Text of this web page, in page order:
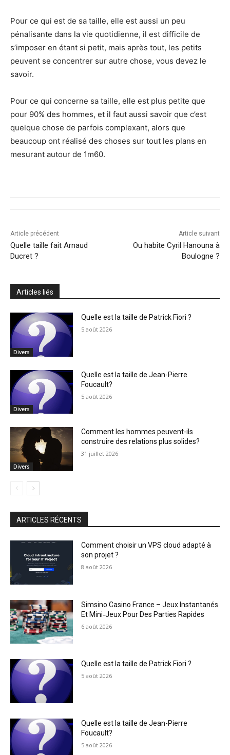
Pour ce qui est de sa taille, elle est aussi un peu
pénalisante dans la vie quotidienne, il est difficile de
s’imposer en étant si petit, mais après tout, les petits
peuvent se concentrer sur autre chose, vous devez le
savoir.
Pour ce qui concerne sa taille, elle est plus petite que
pour 90% des hommes, et il faut aussi savoir que c’est
quelque chose de parfois complexant, alors que
beaucoup ont réalisé des choses sur tout les plans en
mesurant autour de 1m60.
Article précédent
Quelle taille fait Arnaud
Ducret ?
Article suivant
Ou habite Cyril Hanouna à
Boulogne ?
Articles liés
Divers
Quelle est la taille de Patrick Fiori ?
5 août 2026
Divers
Quelle est la taille de Jean-Pierre
Foucault?
5 août 2026
Divers
Comment les hommes peuvent-ils
construire des relations plus solides?
31 juillet 2026
ARTICLES RÉCENTS
Comment choisir un VPS cloud adapté à
son projet ?
8 août 2026
Simsino Casino France – Jeux Instantanés
Et Mini‑Jeux Pour Des Parties Rapides
6 août 2026
Quelle est la taille de Patrick Fiori ?
5 août 2026
Quelle est la taille de Jean-Pierre
Foucault?
5 août 2026